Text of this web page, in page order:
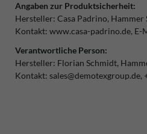
Angaben zur Produktsicherheit:
Hersteller: Casa Padrino Hammer
Kontakt: www.casa-padrino.de E-
Verantwortliche Person:
Hersteller: Florian Schmidt
Kontakt: sales@demotexgroup.de